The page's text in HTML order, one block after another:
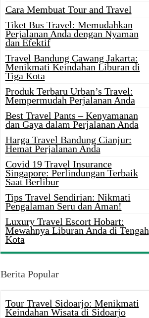
Cara Membuat Tour and Travel
Tiket Bus Travel: Memudahkan
Perjalanan Anda dengan Nyaman
dan Efektif
Travel Bandung Cawang Jakarta:
Menikmati Keindahan Liburan di
Tiga Kota
Produk Terbaru Urban’s Travel:
Mempermudah Perjalanan Anda
Best Travel Pants – Kenyamanan
dan Gaya dalam Perjalanan Anda
Harga Travel Bandung Cianjur:
Hemat Perjalanan Anda
Covid 19 Travel Insurance
Singapore: Perlindungan Terbaik
Saat Berlibur
Tips Travel Sendirian: Nikmati
Pengalaman Seru dan Aman!
Luxury Travel Escort Hobart:
Mewahnya Liburan Anda di Tengah
Kota
Berita Popular
Tour Travel Sidoarjo: Menikmati
Keindahan Wisata di Sidoarjo